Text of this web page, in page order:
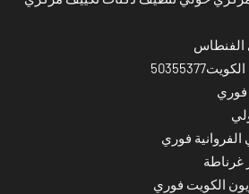
الفنطاس
فوري
فوري
غرناطة
الكويت فوري